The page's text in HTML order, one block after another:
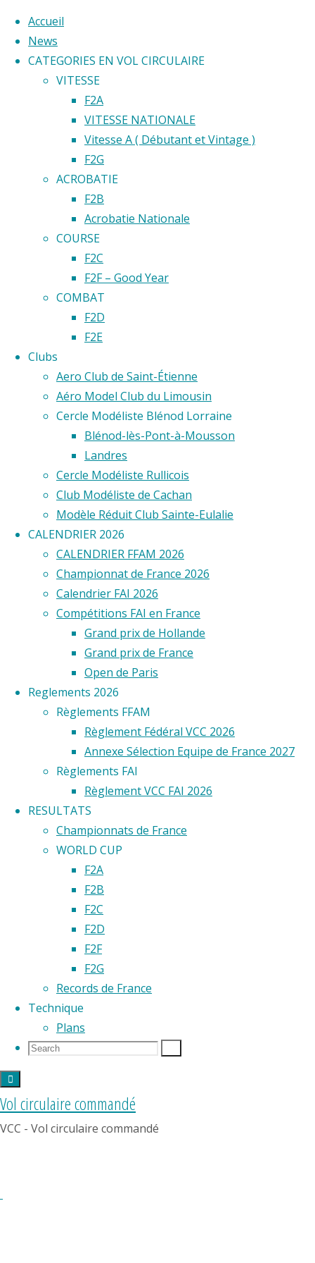
Accueil
News
CATEGORIES EN VOL CIRCULAIRE
VITESSE
F2A
VITESSE NATIONALE
Vitesse A ( Débutant et Vintage )
F2G
ACROBATIE
F2B
Acrobatie Nationale
COURSE
F2C
F2F – Good Year
COMBAT
F2D
F2E
Clubs
Aero Club de Saint-Étienne
Aéro Model Club du Limousin
Cercle Modéliste Blénod Lorraine
Blénod-lès-Pont-à-Mousson
Landres
Cercle Modéliste Rullicois
Club Modéliste de Cachan
Modèle Réduit Club Sainte-Eulalie
CALENDRIER 2026
CALENDRIER FFAM 2026
Championnat de France 2026
Calendrier FAI 2026
Compétitions FAI en France
Grand prix de Hollande
Grand prix de France
Open de Paris
Reglements 2026
Règlements FFAM
Règlement Fédéral VCC 2026
Annexe Sélection Equipe de France 2027
Règlements FAI
Règlement VCC FAI 2026
RESULTATS
Championnats de France
WORLD CUP
F2A
F2B
F2C
F2D
F2F
F2G
Records de France
Technique
Plans
Search
Search
Vol circulaire commandé
VCC - Vol circulaire commandé
Résultats
View
Fullscreen
©2020 Vol circulaire commandé